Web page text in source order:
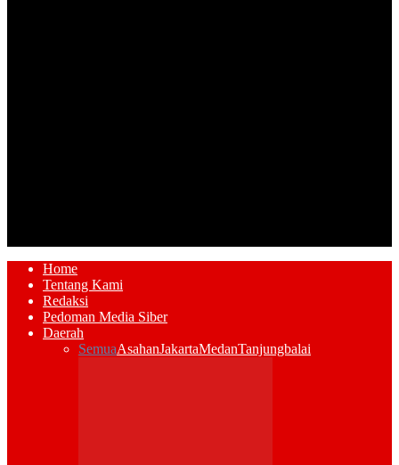
Home
Tentang Kami
Redaksi
Pedoman Media Siber
Daerah
SemuaAsahanJakartaMedanTanjungbalai